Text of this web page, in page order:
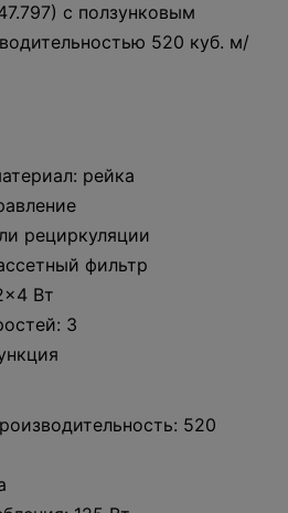
с ползунковым
520 куб. м/
рейка
рециркуляции
фильтр
Вт
3
520